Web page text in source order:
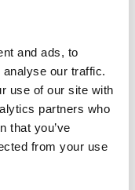
and ads, to
our traffic.
use of our site with
partners who
that you’ve
from your use